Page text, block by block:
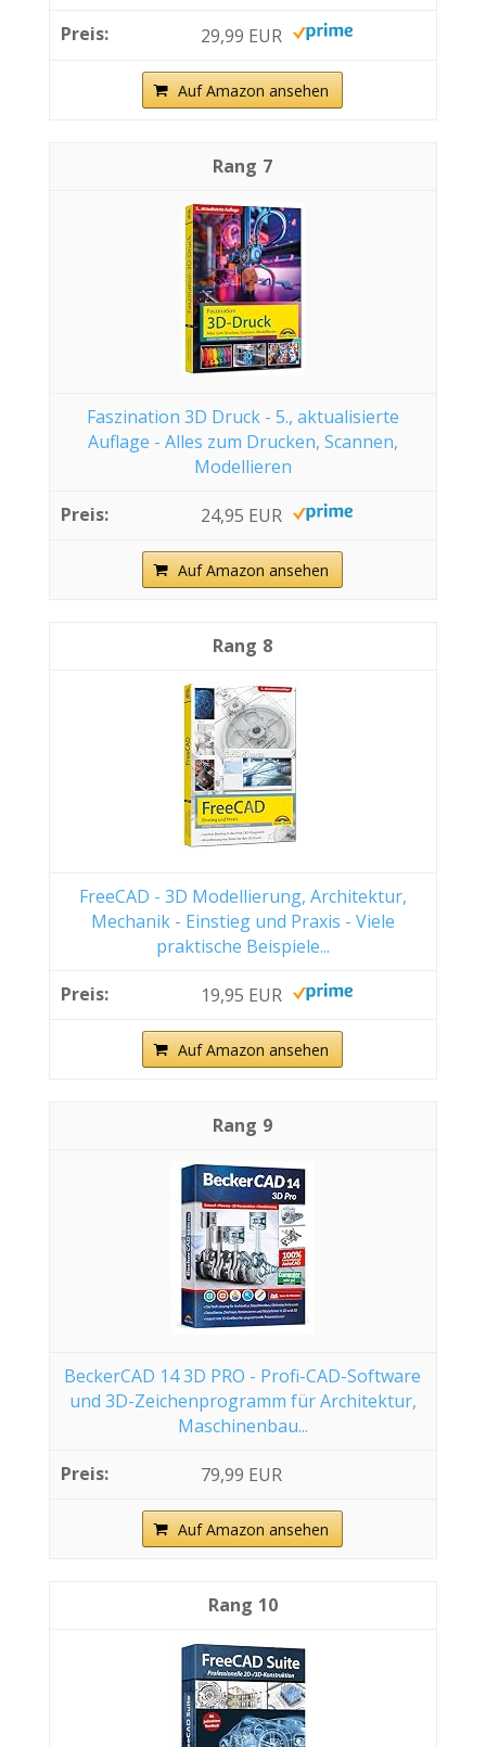
29,99 EUR
Auf Amazon ansehen
7
Faszination 3D Druck - 5., aktualisierte
Auflage - Alles zum Drucken, Scannen,
Modellieren
24,95 EUR
Auf Amazon ansehen
8
FreeCAD - 3D Modellierung, Architektur,
Mechanik - Einstieg und Praxis - Viele
praktische Beispiele...
19,95 EUR
Auf Amazon ansehen
9
BeckerCAD 14 3D PRO - Profi-CAD-Software
und 3D-Zeichenprogramm für Architektur,
Maschinenbau...
79,99 EUR
Auf Amazon ansehen
10